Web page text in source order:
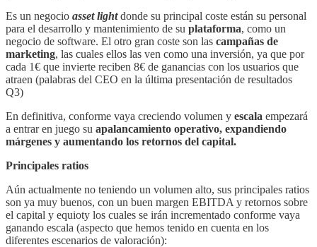
Es un negocio asset lightdonde su principal coste están su personal
para el desarrollo y mantenimiento de su plataforma, como un
negocio de software. El otro gran coste son las campañas de
marketing, las cuales ellos las ven como una inversión, ya que por
cada 1€ que invierte reciben 8€ de ganancias con los usuarios que
atraen (palabras del CEO en la última presentación de resultados
Q3)
En definitiva, conforme vaya creciendo volumen y escala empezará
a entrar en juego su apalancamiento operativo, expandiendo
márgenes y aumentando los retornos del capital.
Principales ratios
Aún actualmente no teniendo un volumen alto, sus principales ratios
son ya muy buenos, con un buen margen EBITDA y retornos sobre
el capital y equioty los cuales se irán incrementado conforme vaya
ganando escala (aspecto que hemos tenido en cuenta en los
diferentes escenarios de valoración):